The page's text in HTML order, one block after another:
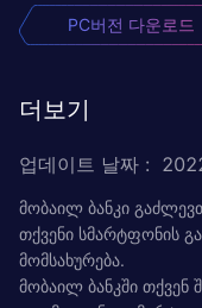
PC버전 다운로드
더보기
업데이트 날짜 :
მობაილ ბანკი
თქვენი სმარტფონის
მომსახურება.
მობაილ ბანკში თქვენ